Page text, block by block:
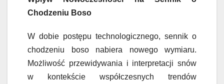
Chodzeniu Boso
W dobie postępu technologicznego, sennik o
chodzeniu boso nabiera nowego wymiaru.
Możliwość przewidywania i interpretacji snów
w kontekście współczesnych trendów